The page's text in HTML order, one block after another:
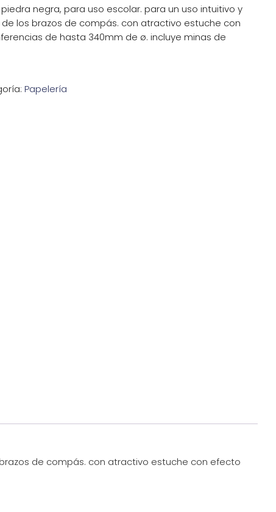
negra, para uso escolar. para un uso intuitivo y
los brazos de compás. con atractivo estuche con
de hasta 340mm de ø. incluye minas de
Papelería
de compás. con atractivo estuche con efecto